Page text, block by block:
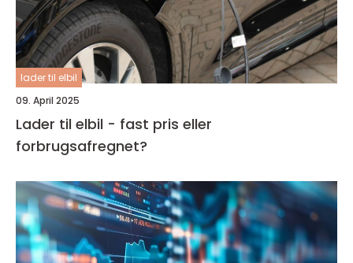
lader til elbil
09. April 2025
Lader til elbil - fast pris eller
forbrugsafregnet?